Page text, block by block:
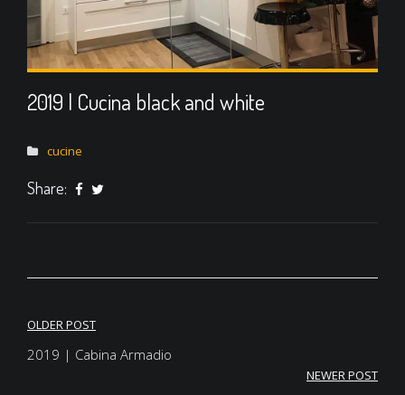
2019 | Cucina black and white
cucine
Share:
Navigazione
OLDER POST
2019 | Cabina Armadio
NEWER POST